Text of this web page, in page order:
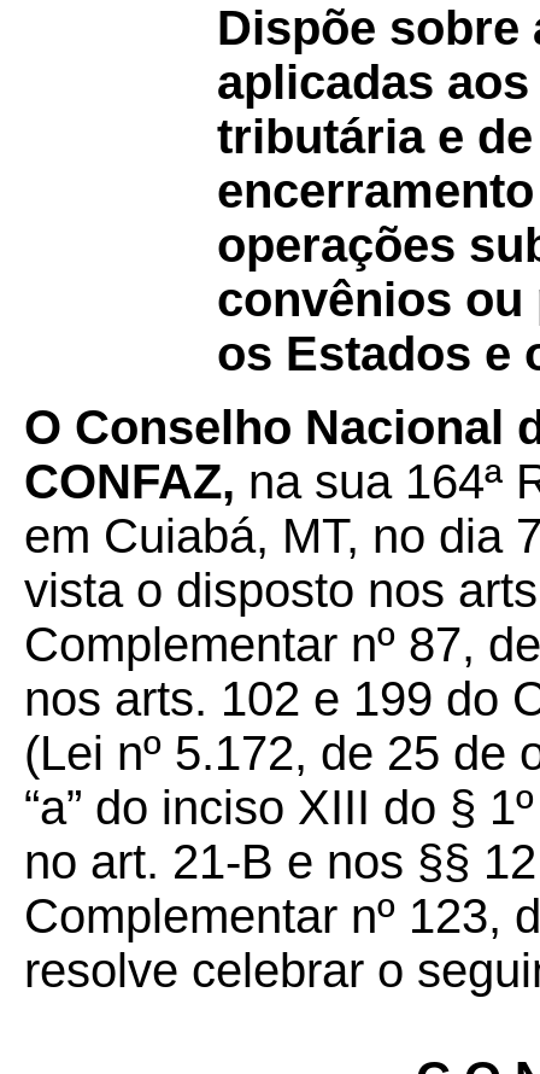
Dispõe sobre
aplicadas
tributária e
operações
convênios
os Estados e
O Conselho Nacional
CONFAZ, na sua 164ª
em Cuiabá, MT, no dia
vista o disposto nos
Complementar nº 87,
nos arts. 102 e 199 do
(Lei nº 5.172, de 25 de
“a” do inciso XIII do §
no art. 21-B e nos §§
Complementar nº 123,
resolve celebrar o